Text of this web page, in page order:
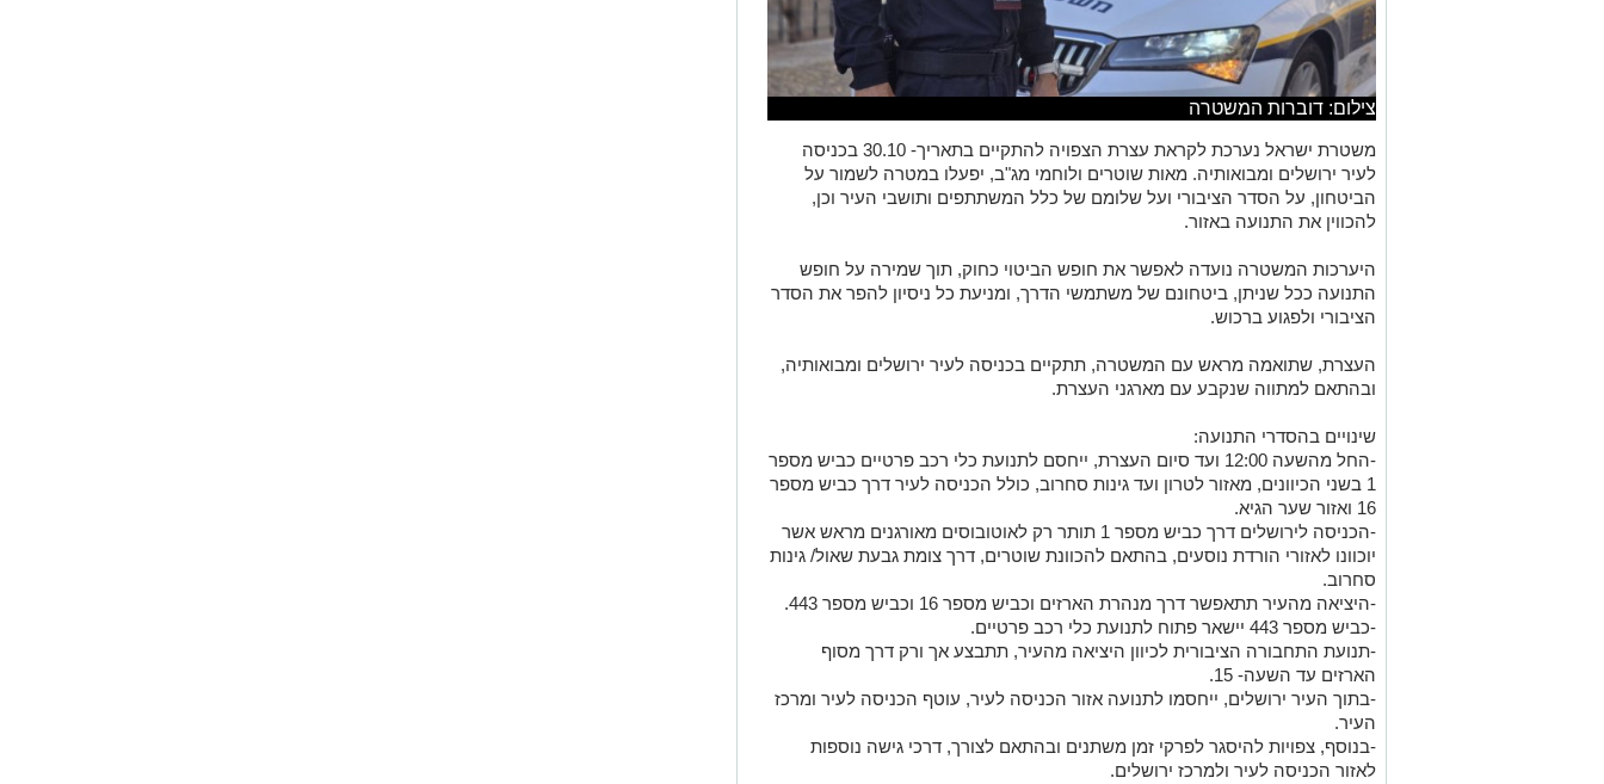
צילום: דוברות המשטרה
משטרת ישראל נערכת לקראת עצרת הצפויה להתקיים בתאריך- 30.10 בכניסה
לעיר ירושלים ומבואותיה. מאות שוטרים ולוחמי מג"ב, יפעלו במטרה לשמור על
הביטחון, על הסדר הציבורי ועל שלומם של כלל המשתתפים ותושבי העיר וכן,
להכווין את התנועה באזור.
היערכות המשטרה נועדה לאפשר את חופש הביטוי כחוק, תוך שמירה על חופש
התנועה ככל שניתן, ביטחונם של משתמשי הדרך, ומניעת כל ניסיון להפר את הסדר
הציבורי ולפגוע ברכוש.
העצרת, שתואמה מראש עם המשטרה, תתקיים בכניסה לעיר ירושלים ומבואותיה,
ובהתאם למתווה שנקבע עם מארגני העצרת.
שינויים בהסדרי התנועה:
-החל מהשעה 12:00 ועד סיום העצרת, ייחסם לתנועת כלי רכב פרטיים כביש מספר
1 בשני הכיוונים, מאזור לטרון ועד גינות סחרוב, כולל הכניסה לעיר דרך כביש מספר
16 ואזור שער הגיא.
-הכניסה לירושלים דרך כביש מספר 1 תותר רק לאוטובוסים מאורגנים מראש אשר
יוכוונו לאזורי הורדת נוסעים, בהתאם להכוונת שוטרים, דרך צומת גבעת שאול/ גינות
סחרוב.
-היציאה מהעיר תתאפשר דרך מנהרת הארזים וכביש מספר 16 וכביש מספר 443.
-כביש מספר 443 יישאר פתוח לתנועת כלי רכב פרטיים.
-תנועת התחבורה הציבורית לכיוון היציאה מהעיר, תתבצע אך ורק דרך מסוף
הארזים עד השעה- 15.
-בתוך העיר ירושלים, ייחסמו לתנועה אזור הכניסה לעיר, עוטף הכניסה לעיר ומרכז
העיר.
-בנוסף, צפויות להיסגר לפרקי זמן משתנים ובהתאם לצורך, דרכי גישה נוספות
לאזור הכניסה לעיר ולמרכז ירושלים.